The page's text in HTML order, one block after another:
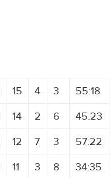
15 4 3
55:18
14 2 6
45.23
12 7 3
57:22
11 3 8
34:35